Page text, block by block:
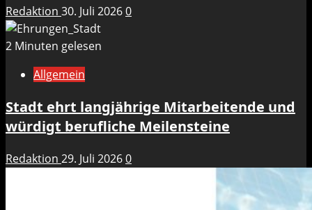
Redaktion 30. Juli 20260
2 Minuten gelesen
Allgemein
Stadt ehrt langjährige Mitarbeitende und
würdigt berufliche Meilensteine
Redaktion 29. Juli 20260